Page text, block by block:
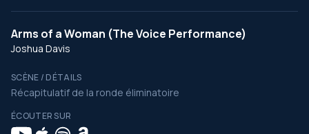
Arms of a Woman (The Voice Performance)
Joshua Davis
SCÈNE / DÉTAILS
Récapitulatif de la ronde éliminatoire
ÉCOUTER SUR